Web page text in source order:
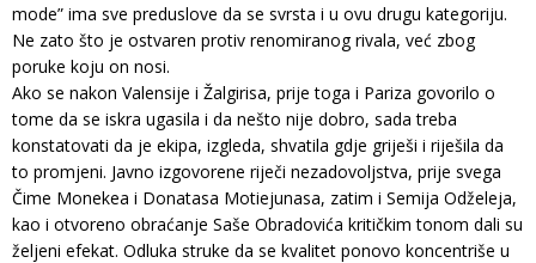
mode” ima sve preduslove da se svrsta i u ovu drugu kategoriju.
Ne zato što je ostvaren protiv renomiranog rivala, već zbog
poruke koju on nosi.
Ako se nakon Valensije i Žalgirisa, prije toga i Pariza govorilo o
tome da se iskra ugasila i da nešto nije dobro, sada treba
konstatovati da je ekipa, izgleda, shvatila gdje griješi i riješila da
to promjeni. Javno izgovorene riječi nezadovoljstva, prije svega
Čime Monekea i Donatasa Motiejunasa, zatim i Semija Odželeja,
kao i otvoreno obraćanje Saše Obradovića kritičkim tonom dali su
željeni efekat. Odluka struke da se kvalitet ponovo koncentriše u